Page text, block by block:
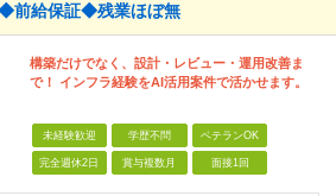
前給保証◆残業ほぼ無
構築だけでなく、設計・レビュー・運用改善ま
で！ インフラ経験をAI活用案件で活かせます。
未経験歓迎 学歴不問 ベテランOK
完全週休2日 賞与複数月 面接1回